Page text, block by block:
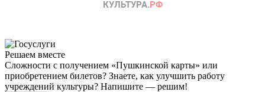
Решаем вместе
Сложности с получением «Пушкинской карты» или
приобретением билетов? Знаете, как улучшить работу
учреждений культуры? Напишите — решим!